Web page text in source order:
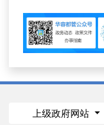
上级政府网站